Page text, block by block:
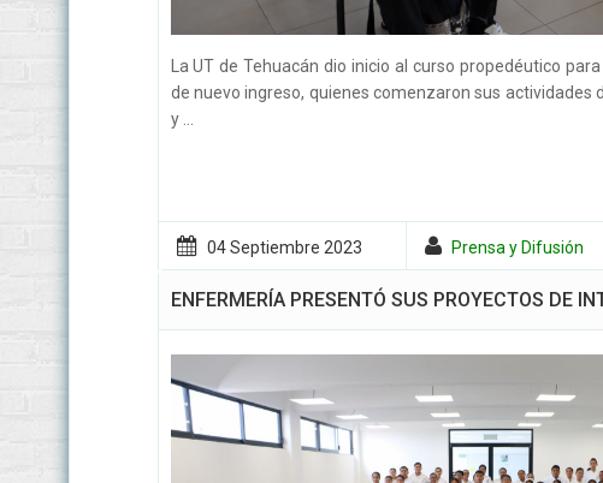
La UT de Tehuacán dio inicio al curso propedéutico
de nuevo ingreso, quienes comenzaron sus actividades
y ...
04 Septiembre 2023 Prensa y Difusión
ENFERMERÍA PRESENTÓ SUS PROYECTOS DE